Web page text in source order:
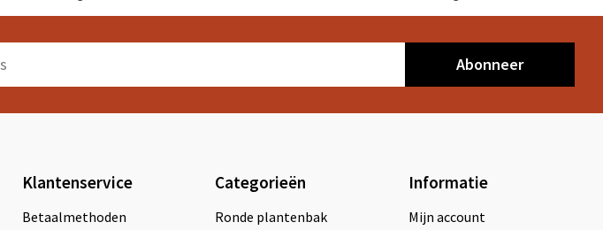
Abonneer
Klantenservice
Betaalmethoden
Categorieën
Ronde plantenbak
Informatie
Mijn account